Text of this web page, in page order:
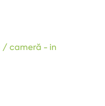
/ cameră - in